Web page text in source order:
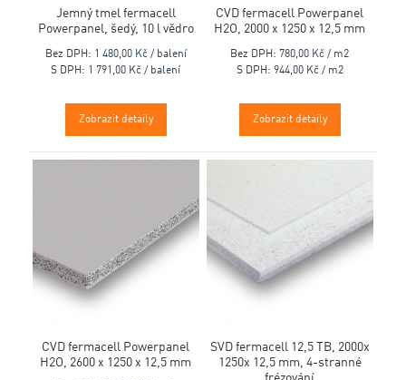
Jemný tmel fermacell
Powerpanel, šedý, 10 l vědro
Bez DPH: 1 480,00 Kč / balení
S DPH: 1 791,00 Kč / balení
Zobrazit detaily
CVD fermacell Powerpanel
H2O, 2000 x 1250 x 12,5 mm
Bez DPH: 780,00 Kč / m2
S DPH: 944,00 Kč / m2
Zobrazit detaily
CVD fermacell Powerpanel
H2O, 2600 x 1250 x 12,5 mm
SVD fermacell 12,5 TB, 2000x
1250x 12,5 mm, 4-stranné